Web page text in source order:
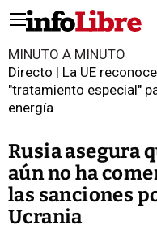
MINUTO A MINUTO
Directo | La UE
"tratamiento especial"
energía
Rusia asegura
aún no ha
las sanciones
Ucrania